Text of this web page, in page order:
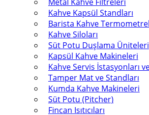
Kahve Kapsül Standları
Barista Kahve
Kahve Siloları
Süt Potu Duşlama Üniteleri
Kapsül Kahve Makineleri
Kahve Servis İstasyonları
Tamper Mat ve Standları
Kumda Kahve Makineleri
Süt Potu (Pitcher)
Fincan Isıtıcıları